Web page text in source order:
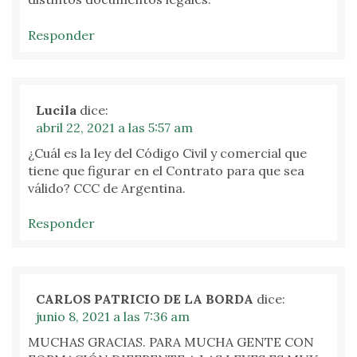
Responder
Lucila dice:
abril 22, 2021 a las 5:57 am
¿Cuál es la ley del Código Civil y comercial que
tiene que figurar en el Contrato para que sea
válido? CCC de Argentina.
Responder
CARLOS PATRICIO DE LA BORDA dice:
junio 8, 2021 a las 7:36 am
MUCHAS GRACIAS. PARA MUCHA GENTE CON